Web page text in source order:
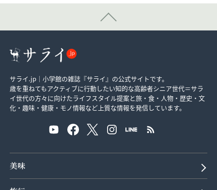
サライ.jp｜小学館の雑誌『サライ』の公式サイトです。
歳を重ねてもアクティブに行動したい知的な高齢者シニア世代＝サラ
イ世代の方々に向けたライフスタイル提案と旅・食・人物・歴史・文
化・趣味・健康・モノ情報など上質な情報を発信しています。
美味